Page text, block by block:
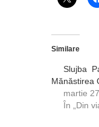
Similare
Slujba
Mănăstirea
martie
În „Din